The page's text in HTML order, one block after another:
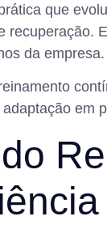
que
da empresa.
em